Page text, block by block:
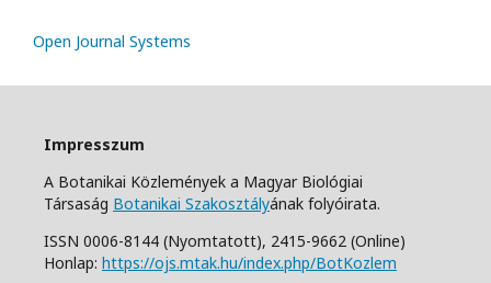
Open Journal Systems
Impresszum
A Botanikai Közlemények a Magyar Biológiai
Társaság Botanikai Szakosztályának folyóirata.
ISSN 0006-8144 (Nyomtatott), 2415-9662 (Online)
Honlap: https://ojs.mtak.hu/index.php/BotKozlem